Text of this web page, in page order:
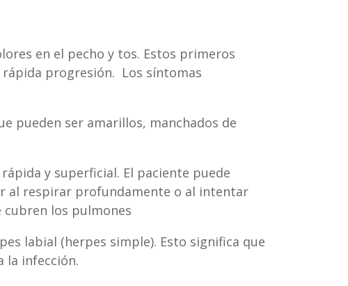
en el pecho y tos. Estos primeros
progresión. Los síntomas
pueden ser amarillos, manchados de
y superficial. El paciente puede
al respirar profundamente o al intentar
cubren los pulmones
labial (herpes simple). Esto significa que
la infección.